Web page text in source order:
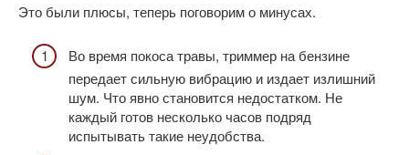
Это были плюсы, теперь поговорим о минусах.
Во время покоса травы, триммер на бензине
передает сильную вибрацию и издает излишний
шум. Что явно становится недостатком. Не
каждый готов несколько часов подряд
испытывать такие неудобства.